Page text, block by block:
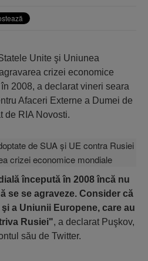
Unite şi Uniunea
crizei economice
2008, a declarat vineri seara
Afaceri Externe a Dumei de
de RIA Novosti.
începută în 2008 încă nu
se se agraveze. Consider că
a Uniunii Europene, care au
Rusiei", a declarat Puşkov,
său de Twitter.